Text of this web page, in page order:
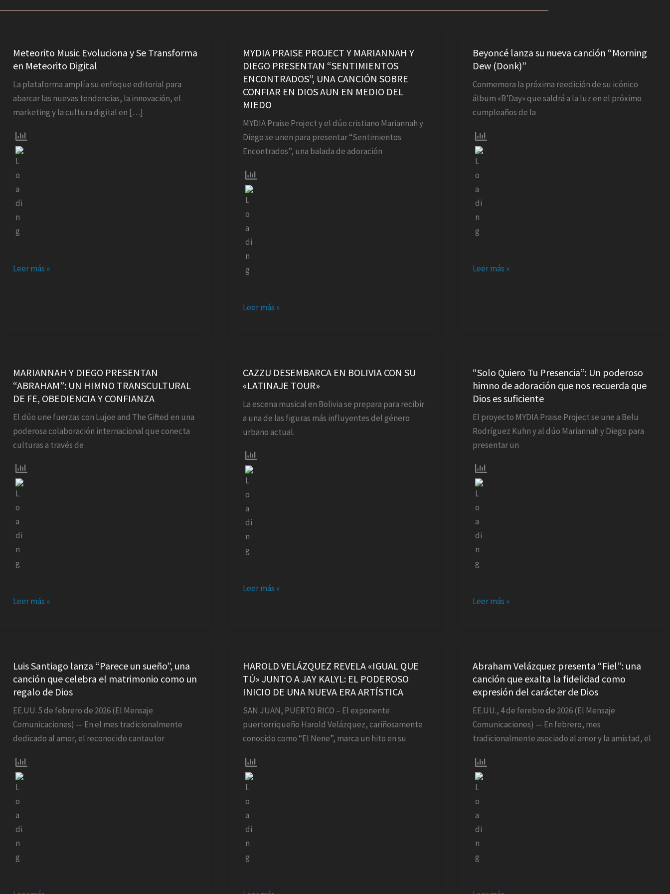
Meteorito Music Evoluciona y Se Transforma
en Meteorito Digital
La plataforma amplía su enfoque editorial para
abarcar las nuevas tendencias, la innovación, el
marketing y la cultura digital en […]
Music
Evoluciona
y
Se
Transforma
Meteorito
Digital
Leer más »
MYDIA PRAISE PROJECT Y MARIANNAH Y
DIEGO PRESENTAN “SENTIMIENTOS
ENCONTRADOS”, UNA CANCIÓN SOBRE
CONFIAR EN DIOS AUN EN MEDIO DEL
MIEDO
MYDIA Praise Project y el dúo cristiano Mariannah y
Diego se unen para presentar “Sentimientos
Encontrados”, una balada de adoración
PRAISE
PROJECT
Y
MARIANNAH
Y
DIEGO
PRESENTAN
“SENTIMIENTOS
UNA
CANCIÓN
SOBRE
CONFIAR
EN
DIOS
AUN
EN
DEL
Leer más »
Beyoncé lanza su nueva canción “Morning
Dew (Donk)”
Conmemora la próxima reedición de su icónico
álbum «B’Day» que saldrá a la luz en el próximo
cumpleaños de la
lanza
su
nueva
canción
“Morning
(Donk)”
Leer más »
MARIANNAH Y DIEGO PRESENTAN
“ABRAHAM”: UN HIMNO TRANSCULTURAL
DE FE, OBEDIENCIA Y CONFIANZA
El dúo une fuerzas con Lujoe and The Gifted en una
poderosa colaboración internacional que conecta
culturas a través de
Y
DIEGO
PRESENTAN
“ABRAHAM”:
UN
HIMNO
DE
FE,
OBEDIENCIA
Y
CONFIANZA
Leer más »
CAZZU DESEMBARCA EN BOLIVIA CON SU
«LATINAJE TOUR»
La escena musical en Bolivia se prepara para recibir
a una de las figuras más influyentes del género
urbano actual.
DESEMBARCA
EN
BOLIVIA
SU
TOUR»
Leer más »
“Solo Quiero Tu Presencia”: Un poderoso
himno de adoración que nos recuerda que
Dios es suficiente
El proyecto MYDIA Praise Project se une a Belu
Rodríguez Kuhn y al dúo Mariannah y Diego para
presentar un
Quiero
Tu
Presencia”:
Un
poderoso
himno
adoración
que
nos
recuerda
que
Dios
es
suficiente
Leer más »
Luis Santiago lanza “Parece un sueño”, una
canción que celebra el matrimonio como un
regalo de Dios
EE.UU. 5 de febrero de 2026 (El Mensaje
Comunicaciones) — En el mes tradicionalmente
dedicado al amor, el reconocido cantautor
Santiago
lanza
“Parece
un
sueño”,
una
que
celebra
el
matrimonio
como
un
regalo
de
HAROLD VELÁZQUEZ REVELA «IGUAL QUE
TÚ» JUNTO A JAY KALYL: EL PODEROSO
INICIO DE UNA NUEVA ERA ARTÍSTICA
SAN JUAN, PUERTO RICO – El exponente
puertorriqueño Harold Velázquez, cariñosamente
conocido como “El Nene”, marca un hito en su
VELÁZQUEZ
REVELA
«IGUAL
QUE
TÚ»
JUNTO
JAY
KALYL:
EL
PODEROSO
INICIO
DE
UNA
NUEVA
ARTÍSTICA
Abraham Velázquez presenta “Fiel”: una
canción que exalta la fidelidad como
expresión del carácter de Dios
EE.UU., 4 de ferebro de 2026 (El Mensaje
Comunicaciones) — En febrero, mes
tradicionalmente asociado al amor y la amistad, el
Velázquez
presenta
“Fiel”:
una
canción
que
la
fidelidad
como
expresión
del
carácter
de
Dios